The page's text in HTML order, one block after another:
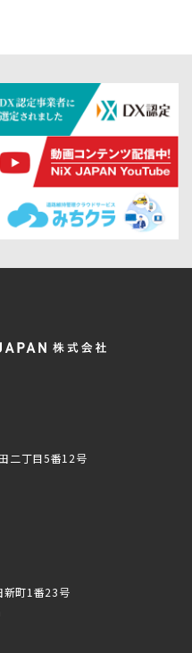
二丁目5番12号
新町1番23号